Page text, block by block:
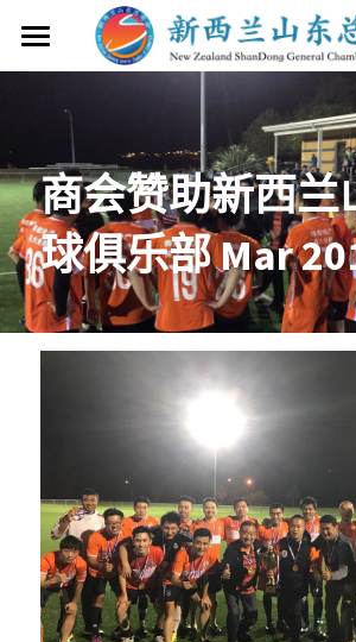
商会简介
商会简介
商会章程
商会服务
最新活动
联系我们
理事会成员
+64 9 216 2888
shandongnz@gmail.com
商会赞助新西兰
球俱乐部 Mar